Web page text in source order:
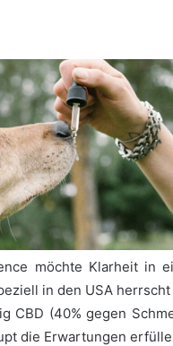
möchte Klarheit in
in den USA
CBD (40% gegen
die Erwartungen